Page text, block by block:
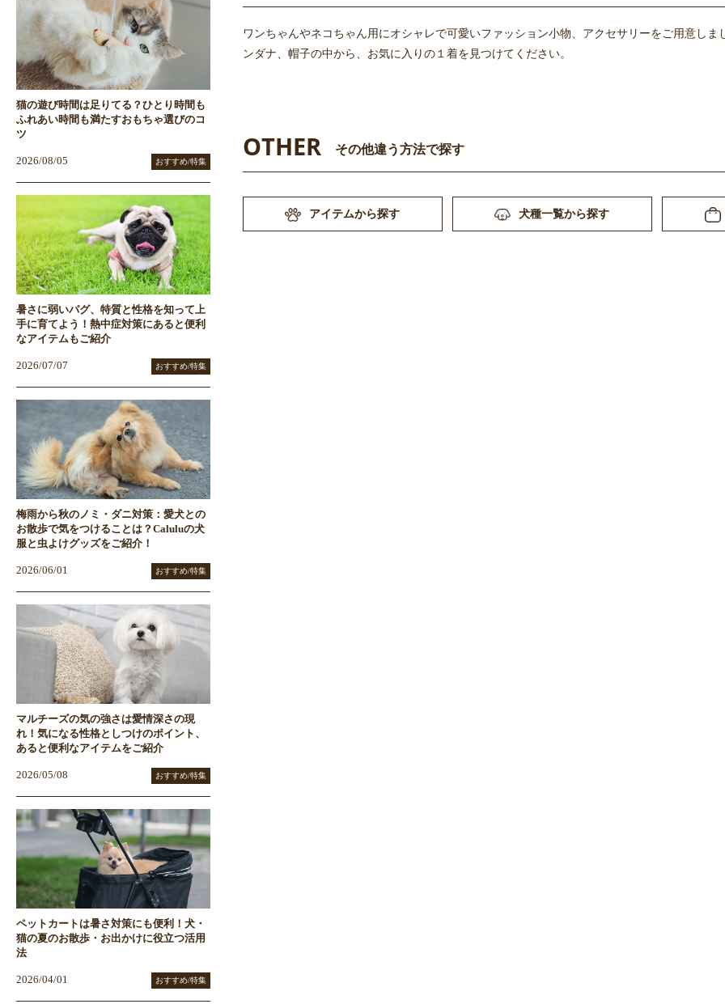
ワンちゃんやネコちゃん用にオシャレで可愛いファッション小物、アクセサリーをご用意し
ンダナ、帽子の中から、お気に入りの１着を見つけてください。
OTHER その他違う方法で探す
アイテムから探す 犬種一覧から探す
猫の遊び時間は足りてる？ひとり時間も
ふれあい時間も満たすおもちゃ選びのコ
ツ
2026/08/05 おすすめ/特集
暑さに弱いパグ、特質と性格を知って上
手に育てよう！熱中症対策にあると便利
なアイテムもご紹介
2026/07/07 おすすめ/特集
梅雨から秋のノミ・ダニ対策：愛犬との
お散歩で気をつけることは？Caluluの犬
服と虫よけグッズをご紹介！
2026/06/01 おすすめ/特集
マルチーズの気の強さは愛情深さの現
れ！気になる性格としつけのポイント、
あると便利なアイテムをご紹介
2026/05/08 おすすめ/特集
ペットカートは暑さ対策にも便利！犬・
猫の夏のお散歩・お出かけに役立つ活用
法
2026/04/01 おすすめ/特集